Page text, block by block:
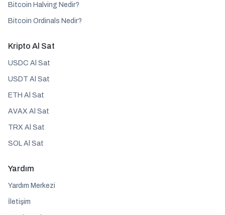
Bitcoin Halving Nedir?
Bitcoin Ordinals Nedir?
Kripto Al Sat
USDC Al Sat
USDT Al Sat
ETH Al Sat
AVAX Al Sat
TRX Al Sat
SOL Al Sat
Yardım
Yardım Merkezi
İletişim